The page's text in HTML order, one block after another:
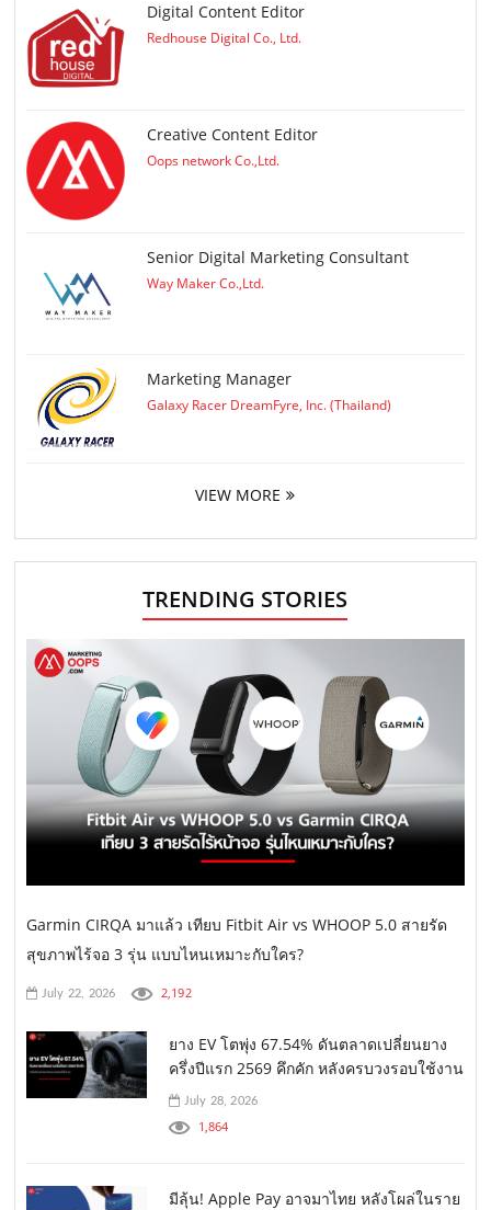
Digital Content Editor
Redhouse Digital Co., Ltd.
Creative Content Editor
Oops network Co.,Ltd.
Senior Digital Marketing Consultant
Way Maker Co.,Ltd.
Marketing Manager
Galaxy Racer DreamFyre, Inc. (Thailand)
VIEW MORE
TRENDING STORIES
Garmin CIRQA มาแล้ว เทียบ Fitbit Air vs WHOOP 5.0 สายรัด
สุขภาพไร้จอ 3 รุ่น แบบไหนเหมาะกับใคร?
July 22, 2026 2,192
ยาง EV โตพุ่ง 67.54% ดันตลาดเปลี่ยนยาง
ครึ่งปีแรก 2569 คึกคัก หลังครบวงรอบใช้งาน
July 28, 2026
1,864
มีลุ้น! Apple Pay อาจมาไทย หลังโผล่ในราย